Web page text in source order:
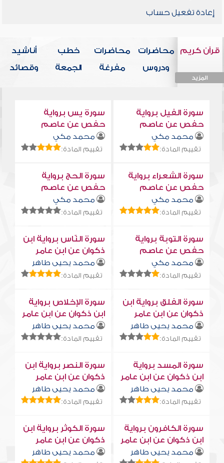
إعادة تفعيل حساب
قرآن كريم
المزيد
محاضرات
ودروس
محاضرات
مفرغة
خطب
الجمعة
أناشيد
وقصائد
سورة الفيل برواية
حفص عن عاصم
محمد مكي
تقييم المادة:
سورة يس برواية
حفص عن عاصم
محمد مكي
تقييم المادة:
سورة الشعراء برواية
حفص عن عاصم
محمد مكي
تقييم المادة:
سورة الحج برواية
حفص عن عاصم
محمد مكي
تقييم المادة:
سورة التوبة برواية
حفص عن عاصم
محمد مكي
تقييم المادة:
سورة النّاس برواية ابن
ذكوان عن ابن عامر
محمد يحيى طاهر
تقييم المادة:
سورة الفلق برواية ابن
ذكوان عن ابن عامر
محمد يحيى طاهر
تقييم المادة:
سورة الإخلاص برواية
ابن ذكوان عن ابن عامر
محمد يحيى طاهر
تقييم المادة:
سورة المسد برواية
ابن ذكوان عن ابن عامر
محمد يحيى طاهر
تقييم المادة:
سورة النصر برواية ابن
ذكوان عن ابن عامر
محمد يحيى طاهر
تقييم المادة:
سورة الكافرون برواية
ابن ذكوان عن ابن عامر
محمد يحيى طاهر
سورة الكوثر برواية ابن
ذكوان عن ابن عامر
محمد يحيى طاهر